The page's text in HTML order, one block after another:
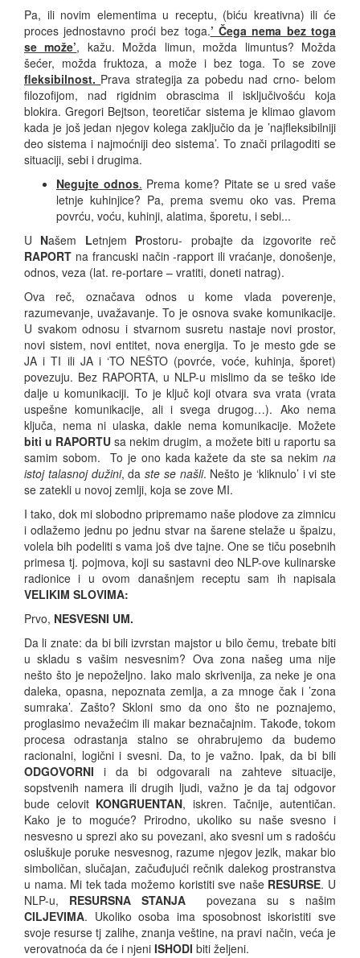
Pa, ili novim elementima u receptu, (biću kreativna) ili će
proces jednostavno proći bez toga.’ Čega nema bez toga
se može’, kažu. Možda limun, možda limuntus? Možda
šećer, možda fruktoza, a može i bez toga. To se zove
fleksibilnost. Prava strategija za pobedu nad crno- belom
filozofijom, nad rigidnim obrascima il isključivošću koja
blokira. Gregori Bejtson, teoretičar sistema je klimao glavom
kada je još jedan njegov kolega zaključio da je ’najfleksibilniji
deo sistema i najmoćniji deo sistema’. To znači prilagoditi se
situaciji, sebi i drugima.
Negujte odnos. Prema kome? Pitate se u sred vaše
letnje kuhinjice? Pa, prema svemu oko vas. Prema
povrću, voću, kuhinji, alatima, šporetu, i sebi...
U Našem Letnjem Prostoru- probajte da izgovorite reč
RAPORT na francuski način -rapport ili vraćanje, donošenje,
odnos, veza (lat. re-portare – vratiti, doneti natrag).
Ova reč, označava odnos u kome vlada poverenje,
razumevanje, uvažavanje. To je osnova svake komunikacije.
U svakom odnosu i stvarnom susretu nastaje novi prostor,
novi sistem, novi entitet, nova energija. To je mesto gde se
JA i TI ili JA i ‘TO NEŠTO (povrće, voće, kuhinja, šporet)
povezuju. Bez RAPORTA, u NLP-u mislimo da se teško ide
dalje u komunikaciji. To je ključ koji otvara sva vrata (vrata
uspešne komunikacije, ali i svega drugog…). Ako nema
ključa, nema ni ulaska, dakle nema komunikacije. Možete
biti u RAPORTU sa nekim drugim, a možete biti u raportu sa
samim sobom. To je ono kada kažete da ste sa nekim na
istoj talasnoj dužini, da ste se našli. Nešto je ‘kliknulo’ i vi ste
se zatekli u novoj zemlji, koja se zove MI.
I tako, dok mi slobodno pripremamo naše plodove za zimnicu
i odlažemo jednu po jednu stvar na šarene stelaže u špaizu,
volela bih podeliti s vama još dve tajne. One se tiču posebnih
primesa tj. pojmova, koji su sastavni deo NLP-ove kulinarske
radionice i u ovom današnjem receptu sam ih napisala
VELIKIM SLOVIMA:
Prvo, NESVESNI UM.
Da li znate: da bi bili izvrstan majstor u bilo čemu, trebate biti
u skladu s vašim nesvesnim? Ova zona našeg uma nije
nešto što je nepoželjno. Iako malo skrivenija, za neke je ona
daleka, opasna, nepoznata zemlja, a za mnoge čak i ’zona
sumraka’. Zašto? Skloni smo da ono što ne poznajemo,
proglasimo nevažećim ili makar beznačajnim. Takođe, tokom
procesa odrastanja stalno se ohrabrujemo da budemo
racionalni, logični i svesni. Da, to je važno. Ipak, da bi bili
ODGOVORNI i da bi odgovarali na zahteve situacije,
sopstvenih namera ili drugih ljudi, važno je da taj odgovor
bude celovit KONGRUENTAN, iskren. Tačnije, autentičan.
Kako je to moguće? Prirodno, ukoliko su naše svesno i
nesvesno u sprezi ako su povezani, ako svesni um s radošću
osluškuje poruke nesvesnog, razume njegov jezik, makar bio
simboličan, slučajan, začuđujući rečnik dalekog prostranstva
u nama. Mi tek tada možemo koristiti sve naše RESURSE. U
NLP-u, RESURSNA STANJA povezana su s našim
CILJEVIMA. Ukoliko osoba ima sposobnost iskoristiti sve
svoje resurse tj zalihe, znanja veštine, na pravi način, veća je
verovatnoća da će i njeni ISHODI biti željeni.